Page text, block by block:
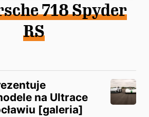
718 Spyder
RS
na Ultrace
[galeria]